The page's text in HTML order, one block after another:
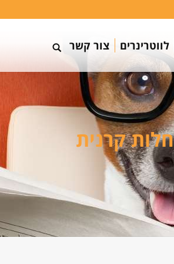
לווטרינרים צור קשר
קרנית